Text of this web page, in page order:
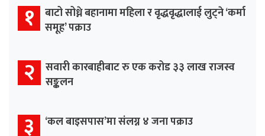
१ बाटो सोध्ने बहानामा महिला र वृद्धवृद्धालाई लुट्ने ‘कर्मा
समूह’ पक्राउ
२ सवारी कारबाहीबाट रु एक करोड ३३ लाख राजस्व
सङ्कलन
३ ‘कल बाइसपास’मा संलग्न ४ जना पक्राउ